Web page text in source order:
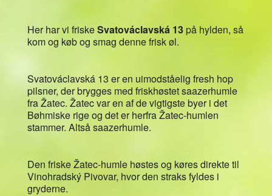
Her har vi friskeSvatováclavská 13på hylden, så
kom og køb og smag denne frisk øl.
Svatováclavská 13 er en uimodståelig fresh hop
pilsner, der brygges med friskhøstet saazerhumle
fra Žatec. Žatec var en af de vigtigste byer i det
Bøhmiske rige og det er herfra Žatec-humlen
stammer. Altså saazerhumle.
Den friske Žatec-humle høstes og køres direkte til
Vinohradský Pivovar, hvor den straks fyldes i
gryderne.